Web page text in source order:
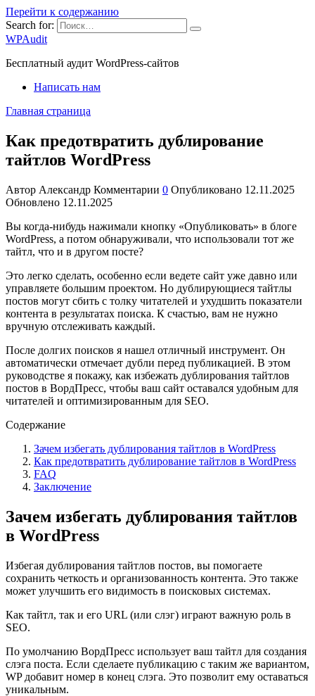
Перейти к содержанию
Search for:
WPAudit
Бесплатный аудит WordPress-сайтов
Написать нам
Главная страница
Как предотвратить дублирование
тайтлов WordPress
Автор Александр Комментарии 0 Опубликовано 12.11.2025
Обновлено 12.11.2025
Вы когда-нибудь нажимали кнопку «Опубликовать» в блоге
WordPress, а потом обнаруживали, что использовали тот же
тайтл, что и в другом посте?
Это легко сделать, особенно если ведете сайт уже давно или
управляете большим проектом. Но дублирующиеся тайтлы
постов могут сбить с толку читателей и ухудшить показатели
контента в результатах поиска. К счастью, вам не нужно
вручную отслеживать каждый.
После долгих поисков я нашел отличный инструмент. Он
автоматически отмечает дубли перед публикацией. В этом
руководстве я покажу, как избежать дублирования тайтлов
постов в ВордПресс, чтобы ваш сайт оставался удобным для
читателей и оптимизированным для SEO.
Содержание
Зачем избегать дублирования тайтлов в WordPress
Как предотвратить дублирование тайтлов в WordPress
FAQ
Заключение
Зачем избегать дублирования тайтлов
в WordPress
Избегая дублирования тайтлов постов, вы помогаете
сохранить четкость и организованность контента. Это также
может улучшить его видимость в поисковых системах.
Как тайтл, так и его URL (или слэг) играют важную роль в
SEO.
По умолчанию ВордПресс использует ваш тайтл для создания
слэга поста. Если сделаете публикацию с таким же вариантом,
WP добавит номер в конец слэга. Это позволит ему оставаться
уникальным.